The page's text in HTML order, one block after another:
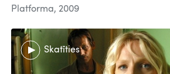
Platforma, 2009
Skatīties